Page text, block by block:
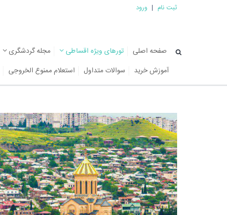
ثبت نام | ورود
صفحه اصلی تورهای ویژه اقساطی مجله گردشگری
آموزش خرید
سوالات متداول استعلام ممنوع الخروجی